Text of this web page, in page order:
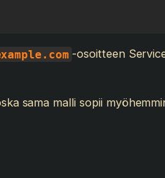
-osoitteen
sama malli sopii